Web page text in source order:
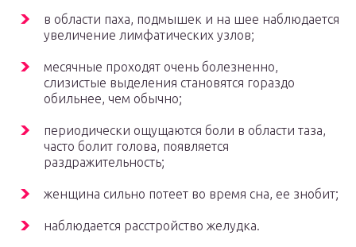
в области паха, подмышек и на шее наблюдается
увеличение лимфатических узлов;
месячные проходят очень болезненно,
слизистые выделения становятся гораздо
обильнее, чем обычно;
периодически ощущаются боли в области таза,
часто болит голова, появляется
раздражительность;
женщина сильно потеет во время сна, ее знобит;
наблюдается расстройство желудка.